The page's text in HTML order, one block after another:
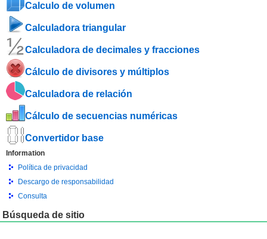
Calculo de volumen
Calculadora triangular
Calculadora de decimales y fracciones
Cálculo de divisores y múltiplos
Calculadora de relación
Cálculo de secuencias numéricas
Convertidor base
Information
Política de privacidad
Descargo de responsabilidad
Consulta
Búsqueda de sitio